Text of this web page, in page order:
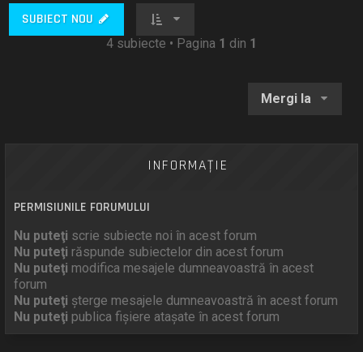
SUBIECT NOU
4 subiecte • Pagina 1 din 1
Mergi la
INFORMAŢIE
PERMISIUNILE FORUMULUI
Nu puteţi scrie subiecte noi în acest forum
Nu puteţi răspunde subiectelor din acest forum
Nu puteţi modifica mesajele dumneavoastră în acest
forum
Nu puteţi şterge mesajele dumneavoastră în acest forum
Nu puteţi publica fişiere ataşate în acest forum